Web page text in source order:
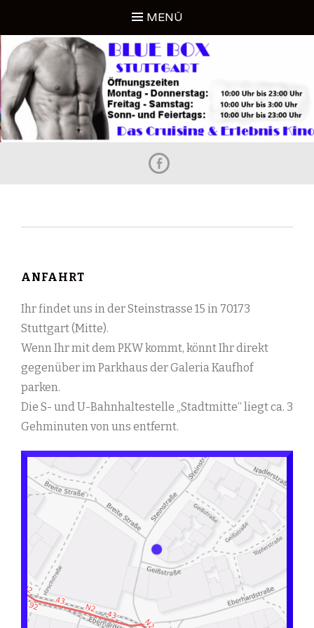
springen
MENÜ
BLUE BOX STUTTGART
DAS CRUISING UND ERLEBNIS KINO
Facebook
ANFAHRT
Ihr findet uns in der Steinstrasse 15 in 70173
Stuttgart (Mitte).
Wenn Ihr mit dem PKW kommt, könnt Ihr direkt
gegenüber im Parkhaus der Galeria Kaufhof
parken.
Die S- und U-Bahnhaltestelle „Stadtmitte“ liegt ca. 3
Gehminuten von uns entfernt.